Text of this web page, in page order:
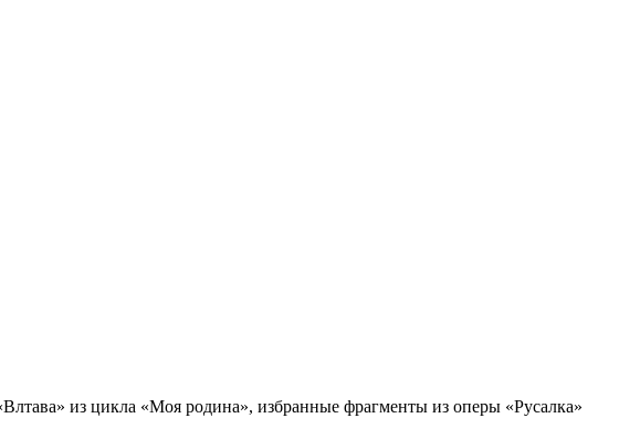
из цикла «Моя родина», избранные фрагменты из оперы «Русалка»